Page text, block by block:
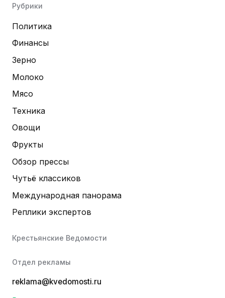
Рубрики
Политика
Финансы
Зерно
Молоко
Мясо
Техника
Овощи
Фрукты
Обзор прессы
Чутьё классиков
Международная панорама
Реплики экспертов
Крестьянские Ведомости
Отдел рекламы
reklama@kvedomosti.ru